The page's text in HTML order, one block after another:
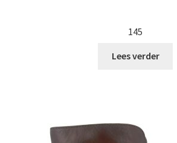
145
Lees verder